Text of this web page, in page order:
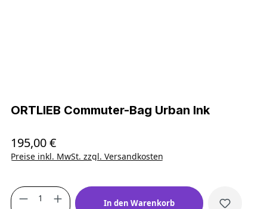
ORTLIEB Commuter-Bag Urban Ink
Regulärer Preis:
195,00 €
Preise inkl. MwSt. zzgl. Versandkosten
Produkt Anzahl: Gib den gewünschten
In den Warenkorb